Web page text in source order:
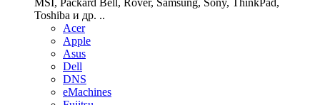
MSI, Packard Bell, Rover, Samsung, Sony, ThinkPad,
Toshiba и др. ..
Acer
Apple
Asus
Dell
DNS
eMachines